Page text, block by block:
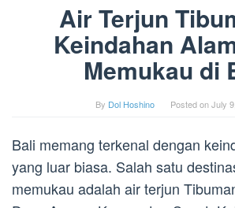
Air Terjun
Keindahan
Memukau di
By Dol Hoshino Posted onJuly
Bali memang terkenal dengan
yang luar biasa. Salah satu
memukau adalah air terjun